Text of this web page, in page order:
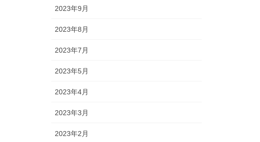
2023年9月
2023年8月
2023年7月
2023年5月
2023年4月
2023年3月
2023年2月